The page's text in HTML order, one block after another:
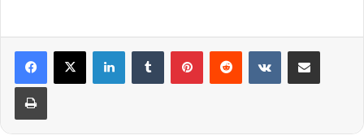
LinkedinTumblr PinterestReddit VK Compartilhar via e-mail
Imprimir